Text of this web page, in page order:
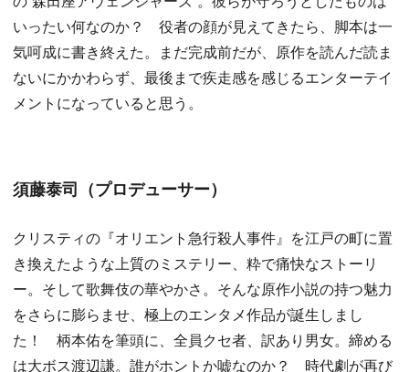
いったい何なのか？ 役者の顔が見えてきたら、脚本は一
気呵成に書き終えた。まだ完成前だが、原作を読んだ読ま
ないにかかわらず、最後まで疾走感を感じるエンターテイ
メントになっていると思う。
須藤泰司（プロデューサー）
クリスティの『オリエント急行殺人事件』を江戸の町に置
き換えたような上質のミステリー、粋で痛快なストーリ
ー。そして歌舞伎の華やかさ。そんな原作小説の持つ魅力
をさらに膨らませ、極上のエンタメ作品が誕生しまし
た！ 柄本佑を筆頭に、全員クセ者、訳あり男女。締める
は大ボス渡辺謙。誰がホントか嘘なのか？ 時代劇が再び